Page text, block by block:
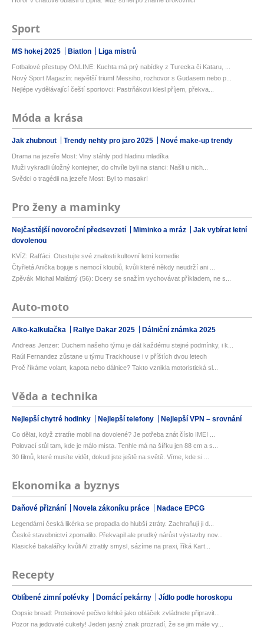
Sport
MS hokej 2025 Biatlon Liga mistrů
Fotbalové přestupy ONLINE: Kuchta má prý nabídky z Turecka či Kataru, ...
Nový Sport Magazín: největší triumf Messiho, rozhovor s Gudasem nebo p...
Nejlépe vydělávající čeští sportovci: Pastrňákovi klesl příjem, překva...
Móda a krása
Jak zhubnout Trendy nehty pro jaro 2025 Nové make-up trendy
Drama na jezeře Most: Vlny stáhly pod hladinu mladíka
Muži vykradli úložný kontejner, do chvíle byli na stanci: Našli u nich...
Svědci o tragédii na jezeře Most: Byl to masakr!
Pro ženy a maminky
Nejčastější novoroční předsevzetí Miminko a mráz
Jak vybírat letní
dovolenou
KVÍZ: Rafťáci. Otestujte své znalosti kultovní letní komedie
Čtyřletá Anička bojuje s nemocí kloubů, kvůli které někdy neudrží ani ...
Zpěvák Michal Malátný (56): Dcery se snažím vychovávat příkladem, ne s...
Auto-moto
Alko-kalkulačka Rallye Dakar 2025 Dálniční známka 2025
Andreas Jenzer: Duchem našeho týmu je dát každému stejné podmínky, i k...
Raúl Fernandez zůstane u týmu Trackhouse i v příštích dvou letech
Proč říkáme volant, kapota nebo dálnice? Takto vznikla motoristická sl...
Věda a technika
Nejlepší chytré hodinky Nejlepší telefony Nejlepší VPN – srovnání
Co dělat, když ztratíte mobil na dovolené? Je potřeba znát číslo IMEI ...
Polovací stůl tam, kde je málo místa. Tenhle má na šířku jen 88 cm a s...
30 filmů, které musíte vidět, dokud jste ještě na světě. Víme, kde si ...
Ekonomika a byznys
Daňové přiznání Novela zákoníku práce Nadace EPCG
Legendární česká likérka se propadla do hlubší ztráty. Zachraňují ji d...
České stavebnictví zpomalilo. Překvapil ale prudký nárůst výstavby nov...
Klasické bakalářky kvůli AI ztratily smysl, sázíme na praxi, říká Kart...
Recepty
Oblíbené zimní polévky Domácí pekárny Jídlo podle horoskopu
Oopsie bread: Proteinové pečivo lehké jako obláček zvládnete připravit...
Pozor na jedovaté cukety! Jeden jasný znak prozradí, že se jim máte vy...